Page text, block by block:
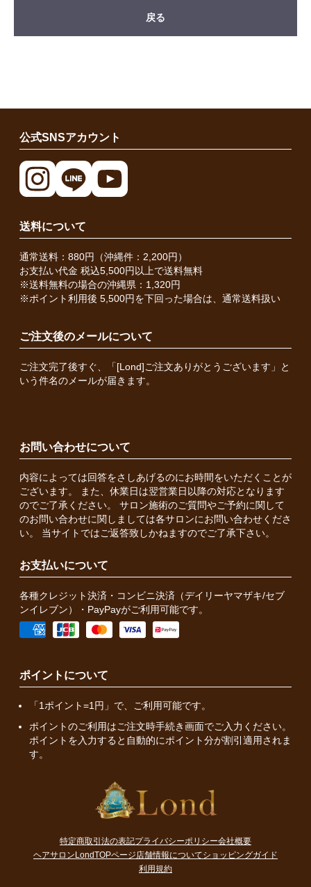
戻る
公式SNSアカウント
送料について
通常送料：880円（沖縄件：2,200円）
お支払い代金 税込5,500円以上で送料無料
※送料無料の場合の沖縄県：1,320円
※ポイント利用後 5,500円を下回った場合は、通常送料扱い
ご注文後のメールについて
ご注文完了後すぐ、「[Lond]ご注文ありがとうございます」と
いう件名のメールが届きます。
お問い合わせについて
内容によっては回答をさしあげるのにお時間をいただくことが
ございます。 また、休業日は翌営業日以降の対応となります
のでご了承ください。 サロン施術のご質問やご予約に関して
のお問い合わせに関しましては各サロンにお問い合わせくださ
い。 当サイトではご返答致しかねますのでご了承下さい。
お支払いについて
各種クレジット決済・コンビニ決済（デイリーヤマザキ/セブ
ンイレブン）・PayPayがご利用可能です。
ポイントについて
「1ポイント=1円」で、ご利用可能です。
ポイントのご利用はご注文時手続き画面でご入力ください。
ポイントを入力すると自動的にポイント分が割引適用されま
す。
特定商取引法の表記プライバシーポリシー会社概要
ヘアサロンLondTOPページ店舗情報についてショッピングガイド
利用規約